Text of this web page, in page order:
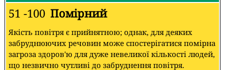
51 -100 Помірний
Якість повітря є прийнятною; однак, для деяких
забруднюючих речовин може спостерігатися помірна
загроза здоров'ю для дуже невеликої кількості людей,
що незвично чутливі до забруднення повітря.